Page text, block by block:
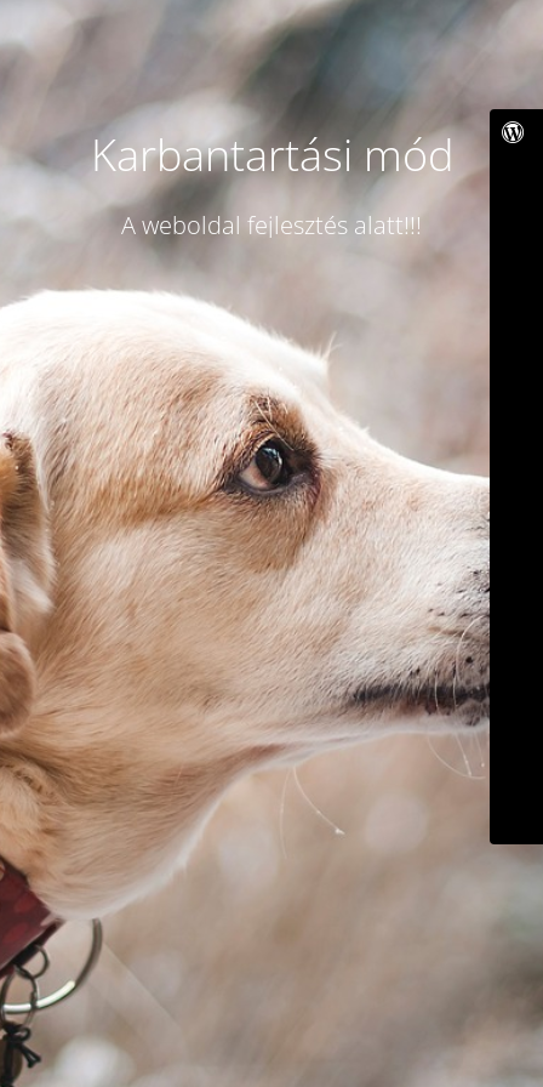
Karbantartási mód
A weboldal fejlesztés alatt!!!